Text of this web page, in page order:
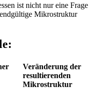
ist nicht nur eine Frage
Mikrostruktur
Veränderung der
resultierenden
Mikrostruktur